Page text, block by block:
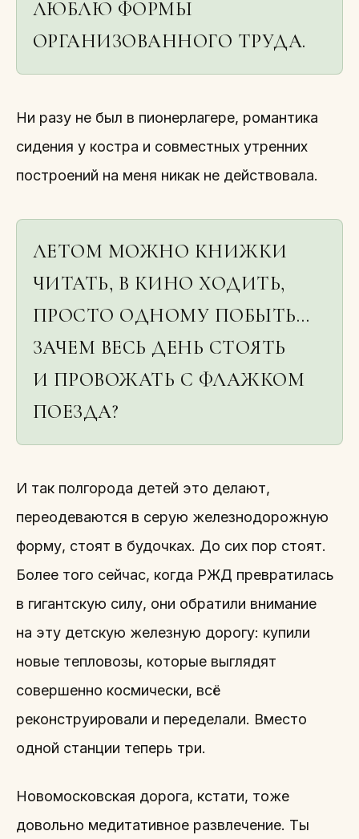
ЛЮБЛЮ ФОРМЫ
ОРГАНИЗОВАННОГО ТРУДА.
Ни разу не был в пионерлагере, романтика
сидения у костра и совместных утренних
построений на меня никак не действовала.
ЛЕТОМ МОЖНО КНИЖКИ
ЧИТАТЬ, В КИНО ХОДИТЬ,
ПРОСТО ОДНОМУ ПОБЫТЬ…
ЗАЧЕМ ВЕСЬ ДЕНЬ СТОЯТЬ
И ПРОВОЖАТЬ С ФЛАЖКОМ
ПОЕЗДА?
И так полгорода детей это делают,
переодеваются в серую железнодорожную
форму, стоят в будочках. До сих пор стоят.
Более того сейчас, когда РЖД превратилась
в гигантскую силу, они обратили внимание
на эту детскую железную дорогу: купили
новые тепловозы, которые выглядят
совершенно космически, всё
реконструировали и переделали. Вместо
одной станции теперь три.
Новомосковская дорога, кстати, тоже
довольно медитативное развлечение. Ты